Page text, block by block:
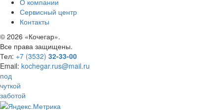
Сервисный центр
Контакты
© 2026 «Кочегар».
Все права защищены.
Тел: +7 (3532) 32-33-00
Email: kochegar.rus@mail.ru
под
чуткой
заботой